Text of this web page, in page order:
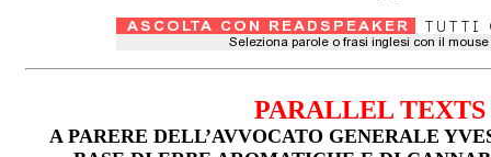
PARALLEL TEXTS
A PARERE DELL’AVVOCATO GENERALE